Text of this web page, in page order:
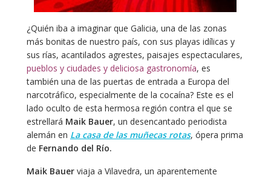
¿Quién iba a imaginar que Galicia, una de las zonas
más bonitas de nuestro país, con sus playas idílicas y
sus rías, acantilados agrestes, paisajes espectaculares,
pueblos y ciudades y deliciosa gastronomía, es
también una de las puertas de entrada a Europa del
narcotráfico, especialmente de la cocaína? Este es el
lado oculto de esta hermosa región contra el que se
estrellará Maik Bauer, un desencantado periodista
alemán en La casa de las muñecas rotas, ópera prima
de Fernando del Río.
Maik Bauerviaja a Vilavedra, un aparentemente